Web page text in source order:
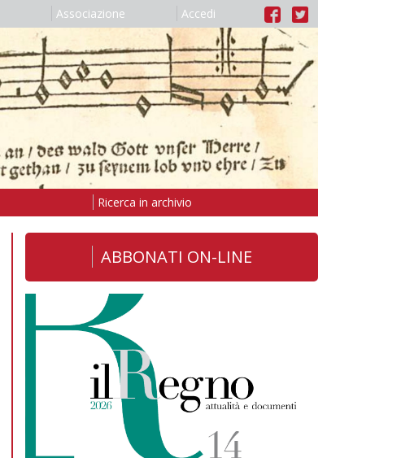
Associazione Accedi
Ricerca in archivio
ABBONATI ON-LINE